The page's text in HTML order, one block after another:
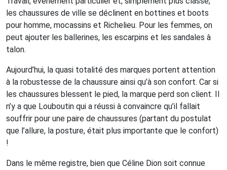
les chaussures de ville se déclinent en bottines et boots
pour homme, mocassins et Richelieu. Pour les femmes, on
peut ajouter les ballerines, les escarpins et les sandales à
talon.
Aujourd’hui, la quasi totalité des marques portent attention
à la robustesse de la chaussure ainsi qu’à son confort. Car si
les chaussures blessent le pied, la marque perd son client. Il
n’y a que Louboutin qui a réussi à convaincre qu’il fallait
souffrir pour une paire de chaussures (partant du postulat
que l’allure, la posture, était plus importante que le confort)
!
Dans le même registre, bien que Céline Dion soit connue